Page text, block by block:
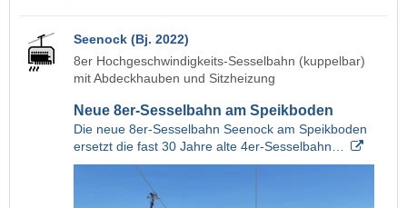
Seenock (Bj. 2022)
8er Hochgeschwindigkeits-Sesselbahn (kuppelbar)
mit Abdeckhauben und Sitzheizung
Neue 8er-Sesselbahn am Speikboden
Die neue 8er-Sesselbahn Seenock am Speikboden
ersetzt die fast 30 Jahre alte 4er-Sesselbahn…